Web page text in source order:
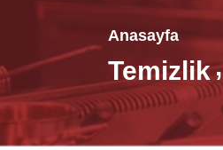
Anasayfa
Temizlik